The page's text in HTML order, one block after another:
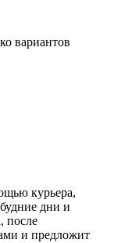
вариантов
курьера,
дни и
после
и предложит